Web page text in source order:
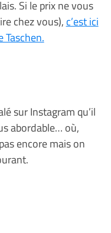
Si le prix ne vous
chez vous), c’est ici
sur Instagram qu’il
abordable… où,
encore mais on